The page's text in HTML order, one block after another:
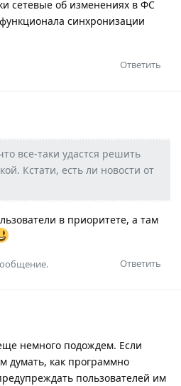
сетевые об изменениях в ФС
синхронизации
Ответить
все-таки удастся решить
Кстати, есть ли новости от
в приоритете, а там
Ответить
немного подождем. Если
думать, как программно
пользователей им